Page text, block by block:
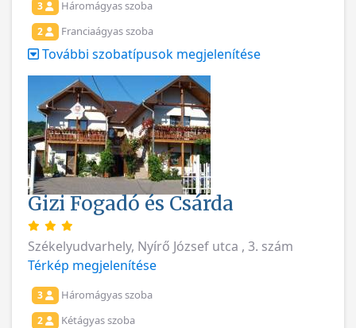
3 Háromágyas szoba
2 Franciaágyas szoba
További szobatípusok megjelenítése
Gizi Fogadó és Csárda
Székelyudvarhely, Nyírő József utca , 3. szám
Térkép megjelenítése
3 Háromágyas szoba
2 Kétágyas szoba